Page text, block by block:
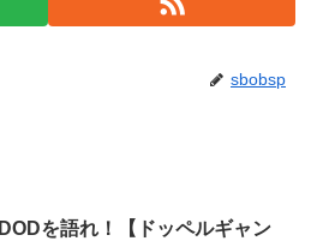
sbobsp
DODを語れ！【ドッペルギャン